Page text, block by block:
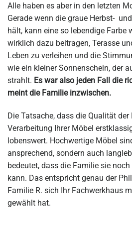
Alle haben es aber in den letzten
Gerade wenn die graue Herbst-
hält, kann eine so lebendige Farbe
wirklich dazu beitragen, Terasse
Leben zu verleihen und die
wie ein kleiner Sonnenschein, der
strahlt. Es war also jeden Fall die
meint die Familie inzwischen.
Die Tatsache, dass die Qualität
Verarbeitung Ihrer Möbel
lobenswert. Hochwertige Möbel
ansprechend, sondern auch
bedeutet, dass die Familie sie
kann. Das entspricht genau der
Familie R. sich Ihr Fachwerkhaus
gewählt hat.